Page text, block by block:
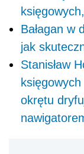
Bałagan w
jak
Stanisław
okrętu